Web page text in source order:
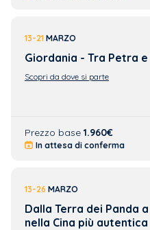
13-21 MARZO
Giordania - Tra Petra
Scopri da dove si parte
Prezzo base 1.960€
In attesa di conferma
13-26 MARZO
Dalla Terra dei Panda
nella Cina più autentica